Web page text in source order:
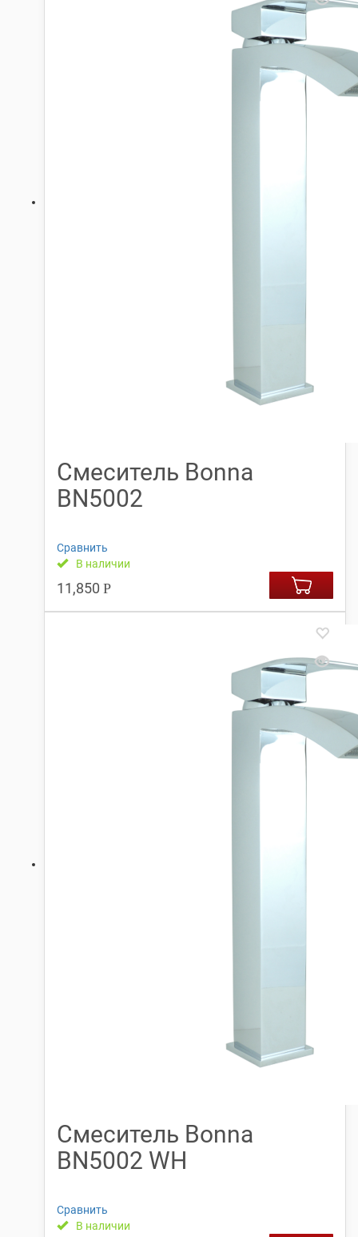
Смеситель Bonna
BN5002
Сравнить
В наличии
11,850 Р
Смеситель Bonna
BN5002 WH
Сравнить
В наличии